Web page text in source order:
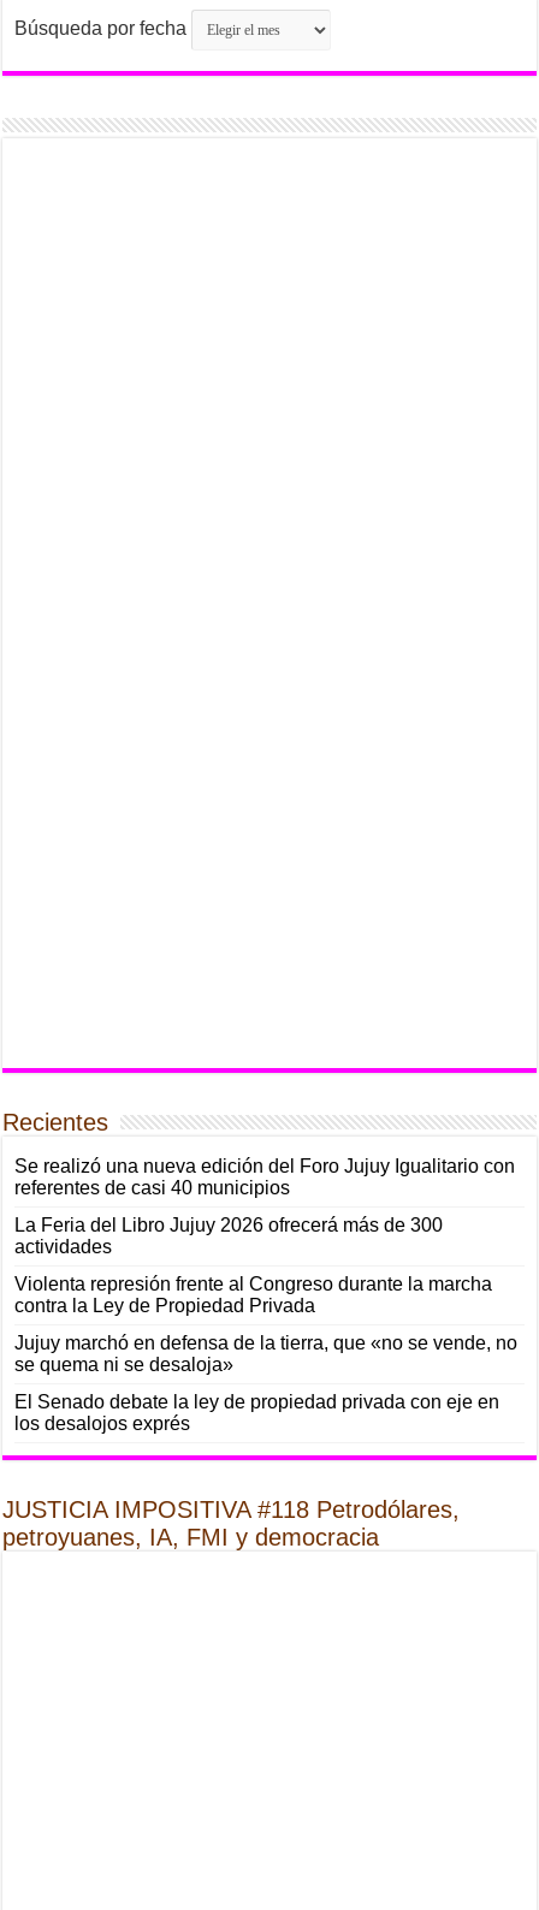
Búsqueda por fecha
Recientes
Se realizó una nueva edición del Foro Jujuy Igualitario con
referentes de casi 40 municipios
La Feria del Libro Jujuy 2026 ofrecerá más de 300
actividades
Violenta represión frente al Congreso durante la marcha
contra la Ley de Propiedad Privada
Jujuy marchó en defensa de la tierra, que «no se vende, no
se quema ni se desaloja»
El Senado debate la ley de propiedad privada con eje en
los desalojos exprés
JUSTICIA IMPOSITIVA #118 Petrodólares,
petroyuanes, IA, FMI y democracia